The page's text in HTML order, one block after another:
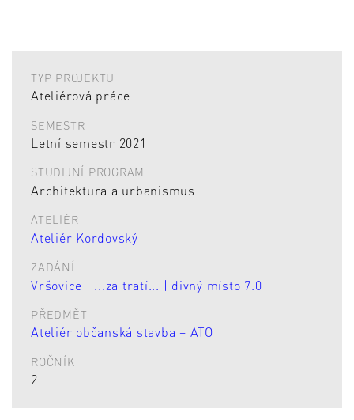
TYP PROJEKTU
Ateliérová práce
SEMESTR
Letní semestr 2021
STUDIJNÍ PROGRAM
Architektura a urbanismus
ATELIÉR
Ateliér Kordovský
ZADÁNÍ
Vršovice | ...za tratí... | divný místo 7.0
PŘEDMĚT
Ateliér občanská stavba – ATO
ROČNÍK
2